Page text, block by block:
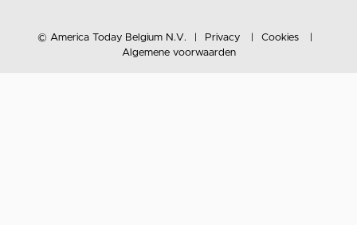
© America Today Belgium N.V. Privacy
Cookies
Algemene voorwaarden